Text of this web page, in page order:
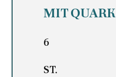
MIT QUARK
6
ST.